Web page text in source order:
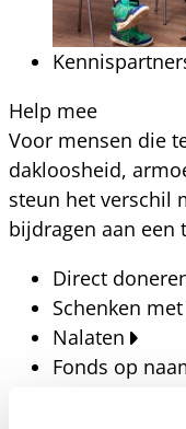
Help mee
Voor mensen die
dakloosheid,
steun het verschil
bijdragen aan een
Direct
Schenken
Nalaten
Fonds op